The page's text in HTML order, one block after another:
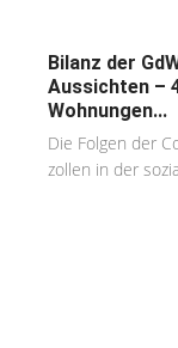
Bilanz der
Aussichten –
Wohnungen...
Die Folgen der
zollen in der